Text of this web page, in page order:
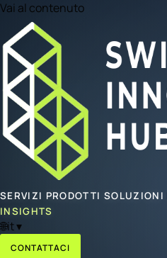
Vai al contenuto
SERVIZI PRODOTTI SOLUZIONI
INSIGHTS
🌐it▾
CONTATTACI